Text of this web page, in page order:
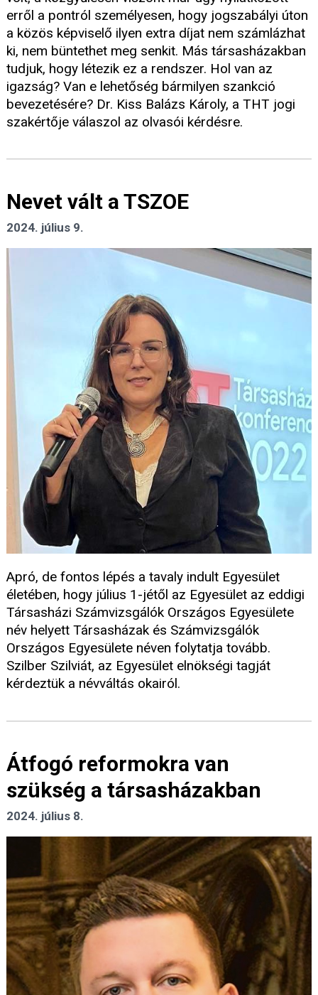
erről a pontról személyesen, hogy jogszabályi úton
a közös képviselő ilyen extra díjat nem számlázhat
ki, nem büntethet meg senkit. Más társasházakban
tudjuk, hogy létezik ez a rendszer. Hol van az
igazság? Van e lehetőség bármilyen szankció
bevezetésére? Dr. Kiss Balázs Károly, a THT jogi
szakértője válaszol az olvasói kérdésre.
Nevet vált a TSZOE
2024. július 9.
Apró, de fontos lépés a tavaly indult Egyesület
életében, hogy július 1-jétől az Egyesület az eddigi
Társasházi Számvizsgálók Országos Egyesülete
név helyett Társasházak és Számvizsgálók
Országos Egyesülete néven folytatja tovább.
Szilber Szilviát, az Egyesület elnökségi tagját
kérdeztük a névváltás okairól.
Átfogó reformokra van
szükség a társasházakban
2024. július 8.